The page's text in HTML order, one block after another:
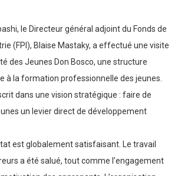
le Directeur général adjoint du Fonds de
(FPI), Blaise Mastaky, a effectué une visite
des Jeunes Don Bosco, une structure
à la formation professionnelle des jeunes.
dans une vision stratégique : faire de
un levier direct de développement
est globalement satisfaisant. Le travail
a été salué, tout comme l’engagement